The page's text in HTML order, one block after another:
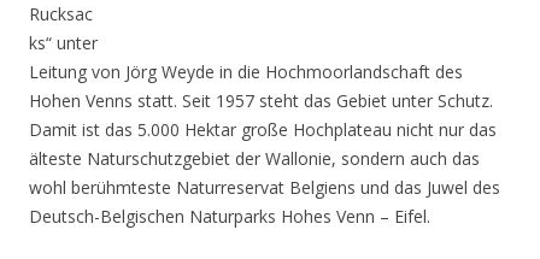
Rucksac
ks“ unter
Leitung von Jörg Weyde in die Hochmoorlandschaft des
Hohen Venns statt. Seit 1957 steht das Gebiet unter Schutz.
Damit ist das 5.000 Hektar große Hochplateau nicht nur das
älteste Naturschutzgebiet der Wallonie, sondern auch das
wohl berühmteste Naturreservat Belgiens und das Juwel des
Deutsch-Belgischen Naturparks Hohes Venn – Eifel.